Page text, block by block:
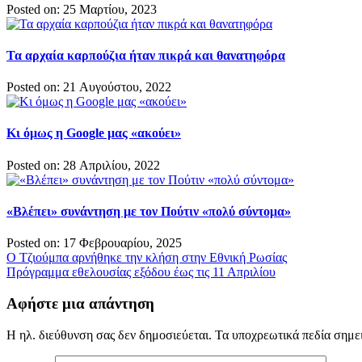
Posted on: 25 Μαρτίου, 2023
Τα αρχαία καρπούζια ήταν πικρά και θανατηφόρα
Posted on: 21 Αυγούστου, 2022
Κι όμως η Google μας «ακούει»
Posted on: 28 Απριλίου, 2022
«Βλέπει» συνάντηση με τον Πούτιν «πολύ σύντομα»
Posted on: 17 Φεβρουαρίου, 2025
Πλοήγηση
άρθρων
Ο Τζιούμπα αρνήθηκε την κλήση στην Εθνική Ρωσίας
Πρόγραμμα εθελουσίας εξόδου έως τις 11 Απριλίου
Αφήστε μια απάντηση
Η ηλ. διεύθυνση σας δεν δημοσιεύεται. Τα υποχρεωτικά πεδία